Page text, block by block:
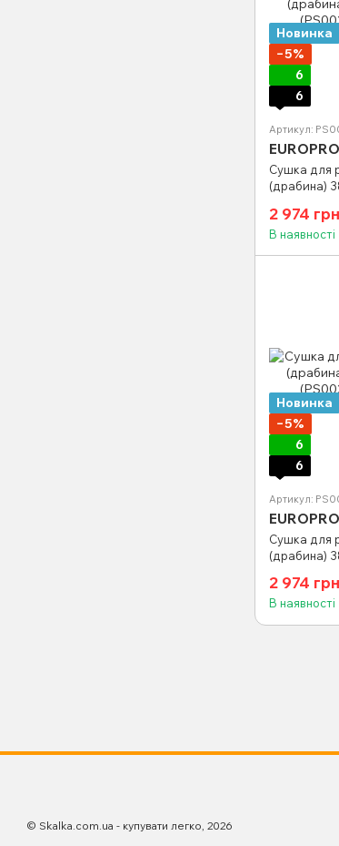
Новинка
−5%
6
6
Артикул:
Сушка для
(драбина)
2 974 грн
В наявності
Новинка
−5%
6
6
Артикул:
Сушка для
(драбина)
2 974 грн
В наявності
© Skalka.com.ua - купувати легко, 2026